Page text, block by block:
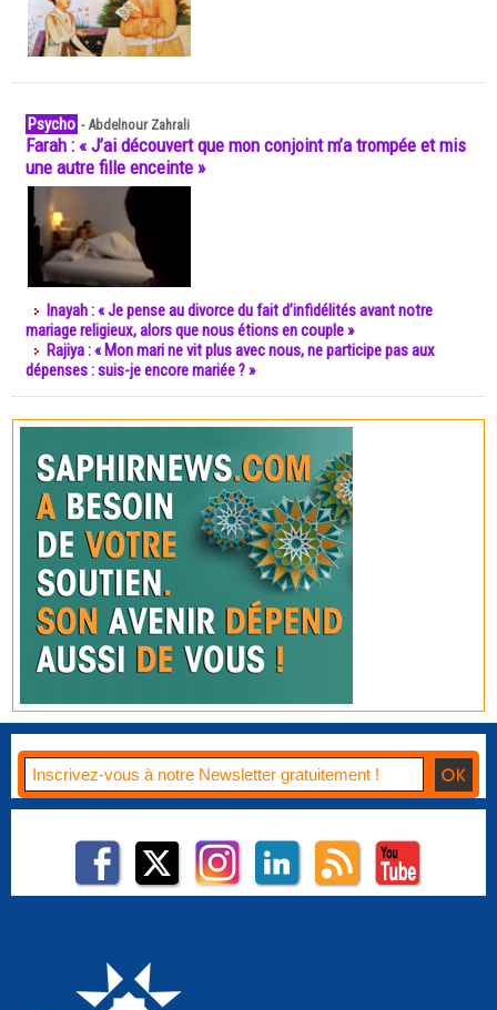
Psycho -Abdelnour Zahrali
Farah : « J’ai découvert que mon conjoint m’a trompée et mis
une autre fille enceinte »
Inayah : « Je pense au divorce du fait d’infidélités avant notre
mariage religieux, alors que nous étions en couple »
Rajiya : « Mon mari ne vit plus avec nous, ne participe pas aux
dépenses : suis-je encore mariée ? »